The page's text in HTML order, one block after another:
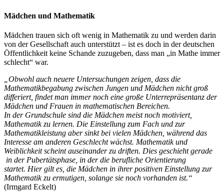
Mädchen und Mathematik
Mädchen trauen sich oft wenig in Mathematik zu und werden darin
von der Gesellschaft auch unterstützt – ist es doch in der deutschen
Öffentlichkeit keine Schande zuzugeben, dass man „in Mathe immer
schlecht“ war.
„Obwohl auch neuere Untersuchungen zeigen, dass die
Mathematikbegabung zwischen Jungen und Mädchen nicht groß
differiert, findet man immer noch eine große Unterrepräsentanz der
Mädchen und Frauen in mathematischen Bereichen.
In der Grundschule sind die Mädchen meist noch motiviert,
Mathematik zu lernen. Die Einstellung zum Fach und zur
Mathematikleistung aber sinkt bei vielen Mädchen, während das
Interesse am anderen Geschlecht wächst. Mathematik und
Weiblichkeit scheint auseinander zu driften. Dies geschieht gerade
in der Pubertätsphase, in der die berufliche Orientierung
startet. Hier gilt es, die Mädchen in ihrer positiven Einstellung zur
Mathematik zu ermutigen, solange sie noch vorhanden ist.“
(Irmgard Eckelt)